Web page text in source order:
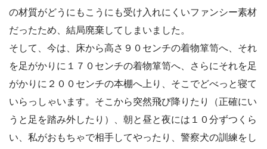
の材質がどうにもこうにも受け入れにくいファンシー素材
だったため、結局廃棄してしまいました。
そして、今は、床から高さ９０センチの着物箪笥へ、それ
を足がかりに１７０センチの着物箪笥へ、さらにそれを足
がかりに２００センチの本棚へ上り、そこでどべっと寝て
いらっしゃいます。そこから突然飛び降りたり（正確にい
うと足を踏み外したり）、朝と昼と夜には１０分ずつくら
い、私がおもちゃで相手してやったり、警察犬の訓練をし